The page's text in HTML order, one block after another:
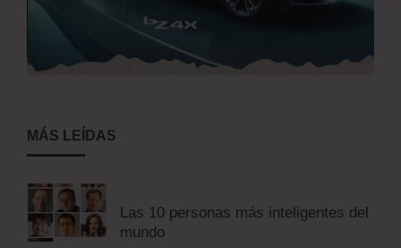
MÁS LEÍDAS
Las 10 personas más inteligentes del
mundo